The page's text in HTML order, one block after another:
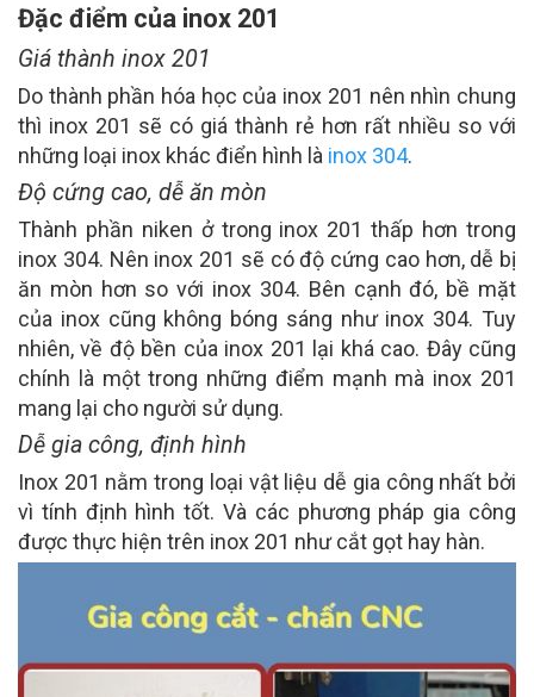
Đặc điểm của inox 201
Giá thành inox 201
Do thành phần hóa học của inox 201 nên nhìn chung
thì inox 201 sẽ có giá thành rẻ hơn rất nhiều so với
những loại inox khác điển hình là inox 304.
Độ cứng cao, dễ ăn mòn
Thành phần niken ở trong inox 201 thấp hơn trong
inox 304. Nên inox 201 sẽ có độ cứng cao hơn, dễ bị
ăn mòn hơn so với inox 304. Bên cạnh đó, bề mặt
của inox cũng không bóng sáng như inox 304. Tuy
nhiên, về độ bền của inox 201 lại khá cao. Đây cũng
chính là một trong những điểm mạnh mà inox 201
mang lại cho người sử dụng.
Dễ gia công, định hình
Inox 201 nằm trong loại vật liệu dễ gia công nhất bởi
vì tính định hình tốt. Và các phương pháp gia công
được thực hiện trên inox 201 như cắt gọt hay hàn.